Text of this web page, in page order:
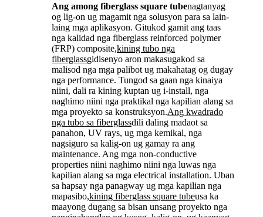
Ang among fiberglass square tubenagtanyag
og lig-on ug magamit nga solusyon para sa lain-
laing mga aplikasyon. Gitukod gamit ang taas
nga kalidad nga fiberglass reinforced polymer
(FRP) composite,kining tubo nga
fiberglassgidisenyo aron makasugakod sa
malisod nga mga palibot ug makahatag og dugay
nga performance. Tungod sa gaan nga kinaiya
niini, dali ra kining kuptan ug i-install, nga
naghimo niini nga praktikal nga kapilian alang sa
mga proyekto sa konstruksyon.Ang kwadrado
nga tubo sa fiberglassdili daling madaot sa
panahon, UV rays, ug mga kemikal, nga
nagsiguro sa kalig-on ug gamay ra ang
maintenance. Ang mga non-conductive
properties niini naghimo niini nga luwas nga
kapilian alang sa mga electrical installation. Uban
sa hapsay nga panagway ug mga kapilian nga
mapasibo,kining fiberglass square tubeusa ka
maayong dugang sa bisan unsang proyekto nga